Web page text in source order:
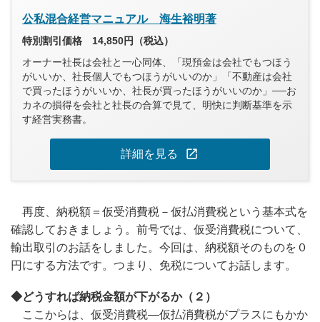
公私混合経営マニュアル 海生裕明著
特別割引価格 14,850円（税込）
オーナー社長は会社と一心同体、「現預金は会社でもつほう
がいいか、社長個人でもつほうがいいのか」「不動産は会社
で買ったほうがいいか、社長が買ったほうがいいのか」──お
カネの損得を会社と社長の合算で見て、明快に判断基準を示
す経営実務書。
詳細を見る open_in_new
再度、納税額＝仮受消費税－仮払消費税という基本式を
確認しておきましょう。前号では、仮受消費税について、
輸出取引のお話をしました。今回は、納税額そのものを０
円にする方法です。つまり、免税についてお話します。
◆どうすれば納税金額が下がるか（２）
ここからは、仮受消費税―仮払消費税がプラスにもかか